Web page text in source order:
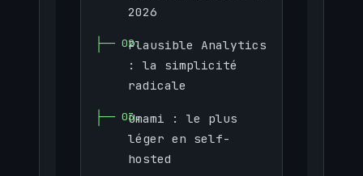
2026
Plausible Analytics
: la simplicité
radicale
Umami : le plus
léger en self-
hosted